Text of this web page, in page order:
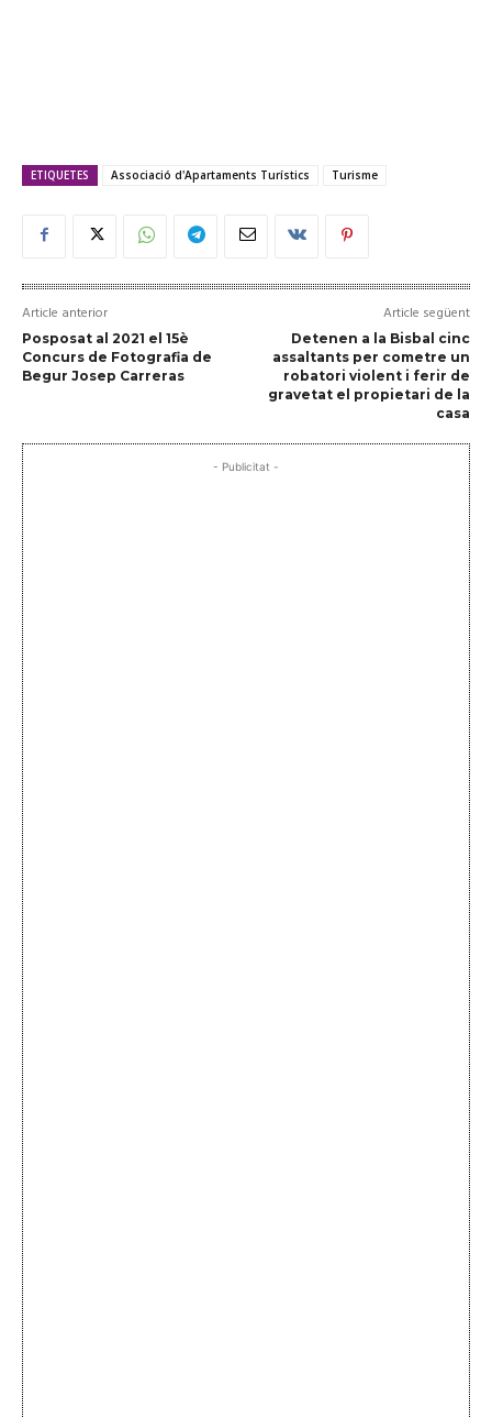
ETIQUETES Associació d'Apartaments Turístics Turisme
Article anterior
Posposat al 2021 el 15è
Concurs de Fotografia de
Begur Josep Carreras
Article següent
Detenen a la Bisbal cinc
assaltants per cometre un
robatori violent i ferir de
gravetat el propietari de la
casa
- Publicitat -